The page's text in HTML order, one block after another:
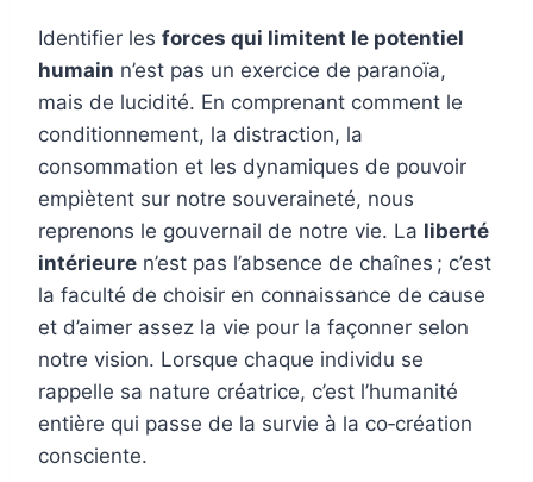
Identifier les forces qui limitent le potentiel
humain n’est pas un exercice de paranoïa,
mais de lucidité. En comprenant comment le
conditionnement, la distraction, la
consommation et les dynamiques de pouvoir
empiètent sur notre souveraineté, nous
reprenons le gouvernail de notre vie. La liberté
intérieure n’est pas l’absence de chaînes ; c’est
la faculté de choisir en connaissance de cause
et d’aimer assez la vie pour la façonner selon
notre vision. Lorsque chaque individu se
rappelle sa nature créatrice, c’est l’humanité
entière qui passe de la survie à la co‑création
consciente.